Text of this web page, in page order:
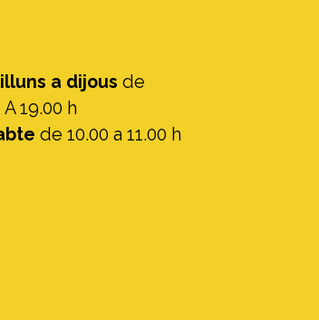
a dijous de
A 19.00 h
de 10.00 a 11.00 h